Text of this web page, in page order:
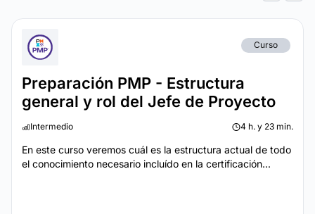
Curso
Preparación PMP - Estructura
general y rol del Jefe de Proyecto
Intermedio 4 h. y 23 min.
En este curso veremos cuál es la estructura actual de todo
el conocimiento necesario incluído en la certificación...